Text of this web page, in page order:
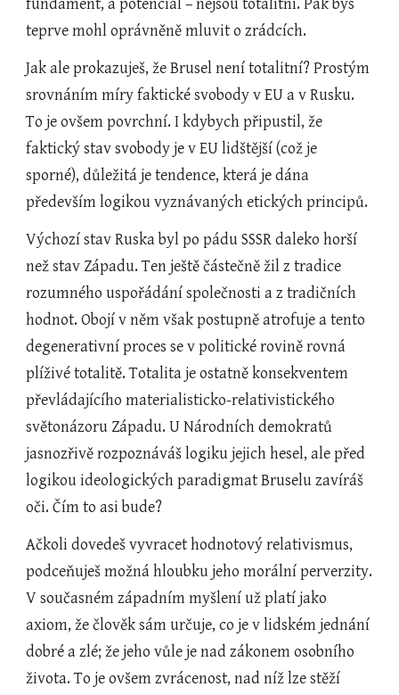
fundament, a potenciál – nejsou totalitní. Pak bys
teprve mohl oprávněně mluvit o zrádcích.
Jak ale prokazuješ, že Brusel není totalitní? Prostým
srovnáním míry faktické svobody v EU a v Rusku.
To je ovšem povrchní. I kdybych připustil, že
faktický stav svobody je v EU lidštější (což je
sporné), důležitá je tendence, která je dána
především logikou vyznávaných etických principů.
Výchozí stav Ruska byl po pádu SSSR daleko horší
než stav Západu. Ten ještě částečně žil z tradice
rozumného uspořádání společnosti a z tradičních
hodnot. Obojí v něm však postupně atrofuje a tento
degenerativní proces se v politické rovině rovná
plíživé totalitě. Totalita je ostatně konsekventem
převládajícího materialisticko-relativistického
světonázoru Západu. U Národních demokratů
jasnozřivě rozpoznáváš logiku jejich hesel, ale před
logikou ideologických paradigmat Bruselu zavíráš
oči. Čím to asi bude?
Ačkoli dovedeš vyvracet hodnotový relativismus,
podceňuješ možná hloubku jeho morální perverzity.
V současném západním myšlení už platí jako
axiom, že člověk sám určuje, co je v lidském jednání
dobré a zlé; že jeho vůle je nad zákonem osobního
života. To je ovšem zvrácenost, nad níž lze stěží